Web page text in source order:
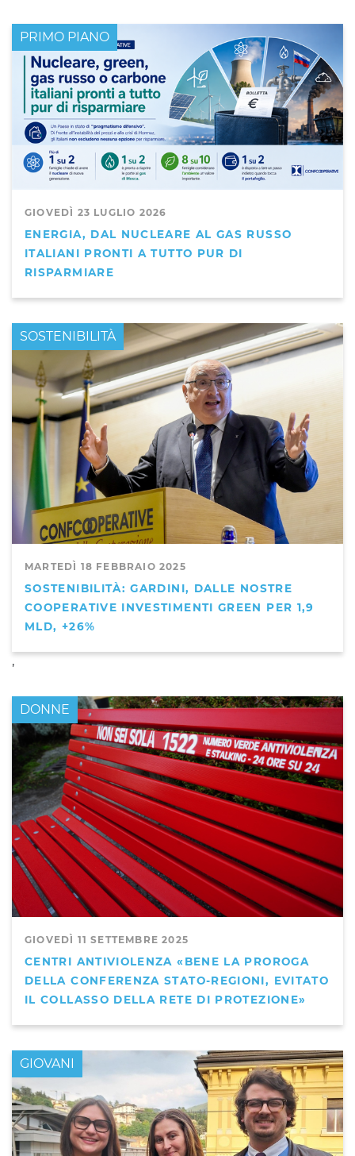
GIOVEDÌ 23 LUGLIO 2026
ENERGIA, DAL NUCLEARE AL GAS RUSSO
ITALIANI PRONTI A TUTTO PUR DI
RISPARMIARE
PRIMO PIANO
MARTEDÌ 18 FEBBRAIO 2025
SOSTENIBILITÀ: GARDINI, DALLE NOSTRE
COOPERATIVE INVESTIMENTI GREEN PER 1,9
MLD, +26%
PRIMO PIANO
,
SOSTENIBILITÀ
GIOVEDÌ 11 SETTEMBRE 2025
CENTRI ANTIVIOLENZA «BENE LA PROROGA
DELLA CONFERENZA STATO-REGIONI, EVITATO
IL COLLASSO DELLA RETE DI PROTEZIONE»
DONNE
GIOVANI